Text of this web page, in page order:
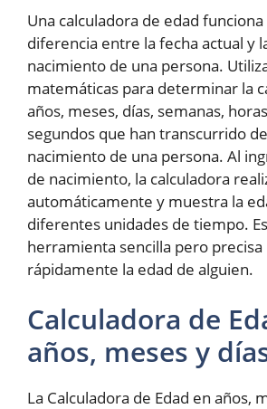
Una calculadora de edad funciona
diferencia entre la fecha actual y
nacimiento de una persona.
matemáticas para determinar la
años, meses, días, semanas,
segundos que han transcurrido
nacimiento de una persona. Al
de nacimiento, la calculadora
automáticamente y muestra la
diferentes unidades de tiempo.
herramienta sencilla pero
rápidamente la edad de alguien.
Calculadora de
años, meses y
La Calculadora de Edad en años,